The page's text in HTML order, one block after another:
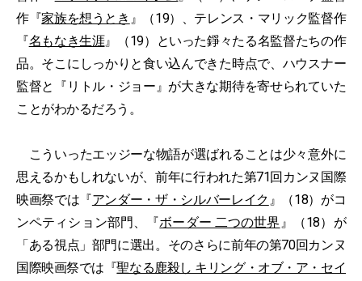
作『家族を想うとき 』（19）、テレンス・マリック監督作
『名もなき生涯』（19）といった錚々たる名監督たちの作
品。そこにしっかりと食い込んできた時点で、ハウスナー
監督と『リトル・ジョー』が大きな期待を寄せられていた
ことがわかるだろう。
こういったエッジーな物語が選ばれることは少々意外に
思えるかもしれないが、前年に行われた第71回カンヌ国際
映画祭では『アンダー・ザ・シルバーレイク 』（18）がコ
ンペティション部門、『ボーダー 二つの世界 』（18）が
「ある視点」部門に選出。そのさらに前年の第70回カンヌ
国際映画祭では『聖なる鹿殺し キリング・オブ・ア・セイ